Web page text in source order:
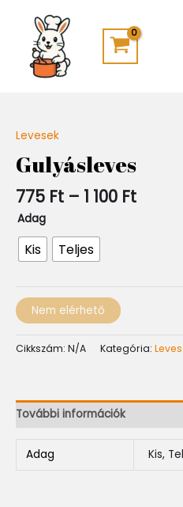
content
Levesek
Gulyásleves
775 Ft – 1 100 Ft
-
1
100 Ft
Adag
Kis Teljes
Nem elérhető
Cikkszám: N/A Kategória:
További információk
Adag Kis,